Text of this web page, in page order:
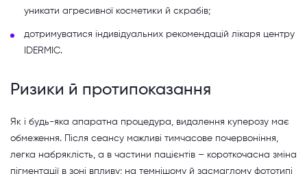
уникати агресивної косметики й скрабів;
дотримуватися індивідуальних рекомендацій лікаря центру
IDERMIC.
Ризики й протипоказання
Як і будь-яка апаратна процедура, видалення куперозу має
обмеження. Після сеансу можливі тимчасове почервоніння,
легка набряклість, а в частини пацієнтів – короткочасна зміна
пігментації в зоні впливу; на темнішому й засмаглому фототипі